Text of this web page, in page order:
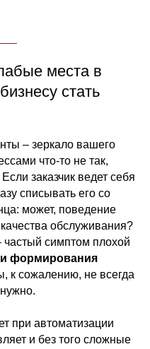
места в
стать
– зеркало вашего
что-то не так,
заказчик ведет себя
списывать его со
может, поведение
обслуживания?
симптом плохой
и формирования
к сожалению, не всегда
при автоматизации
и без того сложные